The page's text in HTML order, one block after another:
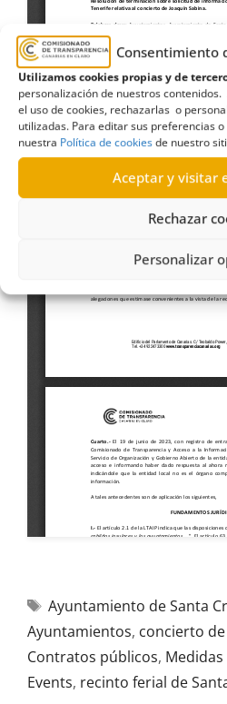
Consentimiento
Utilizamos cookies propias y de
personalización de nuestros
el uso de cookies, rechazarlas o
utilizadas. Para editar sus preferencias
nuestra Política de cookiesde nuestro
Aceptar y visitar
Rechazar
Personalizar
Ayuntamiento de Santa
Ayuntamientos, concierto de
Contratos públicos,
Events, recinto ferial de